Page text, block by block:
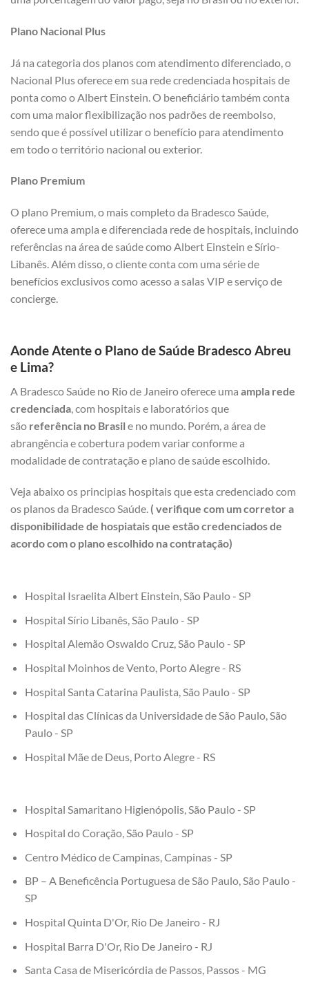
Plano Nacional Plus
Já na categoria dos planos com atendimento diferenciado, o
Nacional Plus oferece em sua rede credenciada hospitais de
ponta como o Albert Einstein. O beneficiário também conta
com uma maior flexibilização nos padrões de reembolso,
sendo que é possível utilizar o benefício para atendimento
em todo o território nacional ou exterior.
Plano Premium
O plano Premium, o mais completo da Bradesco Saúde,
oferece uma ampla e diferenciada rede de hospitais, incluindo
referências na área de saúde como Albert Einstein e Sírio-
Libanês. Além disso, o cliente conta com uma série de
benefícios exclusivos como acesso a salas VIP e serviço de
concierge.
Aonde Atente o Plano de Saúde Bradesco Abreu
e Lima?
A Bradesco Saúde no Rio de Janeiro oferece uma ampla rede
credenciada , com hospitais e laboratórios que
são referência no Brasil e no mundo. Porém, a área de
abrangência e cobertura podem variar conforme a
modalidade de contratação e plano de saúde escolhido.
Veja abaixo os principias hospitais que esta credenciado com
os planos da Bradesco Saúde. ( verifique com um corretor a
disponibilidade de hospiatais que estão credenciados de
acordo com o plano escolhido na contratação)
Hospital Israelita Albert Einstein, São Paulo - SP
Hospital Sírio Libanês, São Paulo - SP
Hospital Alemão Oswaldo Cruz, São Paulo - SP
Hospital Moinhos de Vento, Porto Alegre - RS
Hospital Santa Catarina Paulista, São Paulo - SP
Hospital das Clínicas da Universidade de São Paulo, São
Paulo - SP
Hospital Mãe de Deus, Porto Alegre - RS
Hospital Samaritano Higienópolis, São Paulo - SP
Hospital do Coração, São Paulo - SP
Centro Médico de Campinas, Campinas - SP
BP – A Beneficência Portuguesa de São Paulo, São Paulo -
SP
Hospital Quinta D'Or, Rio De Janeiro - RJ
Hospital Barra D'Or, Rio De Janeiro - RJ
Santa Casa de Misericórdia de Passos, Passos - MG